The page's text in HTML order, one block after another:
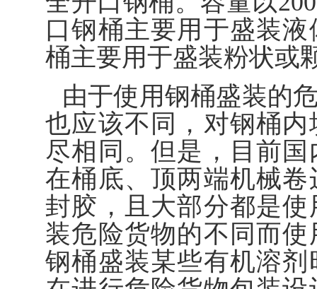
口钢桶主要用于盛装
桶主要用于盛装粉状或
由于使用钢桶盛装的
也应该不同，对钢桶
尽相同。但是，目前
在桶底、顶两端机械
封胶，且大部分都是
装危险货物的不同而
钢桶盛装某些有机溶